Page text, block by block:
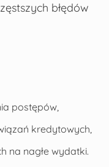
błędów
postępów,
kredytowych,
na nagłe wydatki.